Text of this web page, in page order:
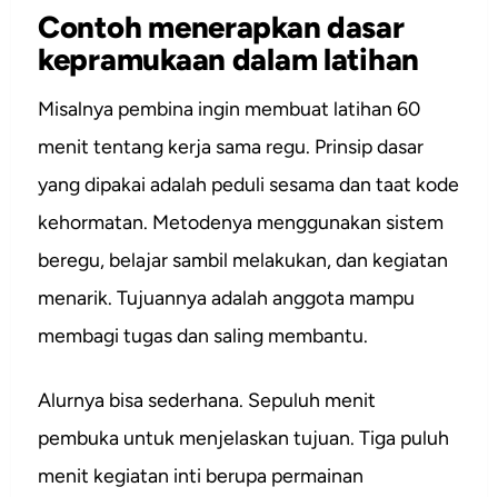
Contoh menerapkan dasar
kepramukaan dalam latihan
Misalnya pembina ingin membuat latihan 60
menit tentang kerja sama regu. Prinsip dasar
yang dipakai adalah peduli sesama dan taat kode
kehormatan. Metodenya menggunakan sistem
beregu, belajar sambil melakukan, dan kegiatan
menarik. Tujuannya adalah anggota mampu
membagi tugas dan saling membantu.
Alurnya bisa sederhana. Sepuluh menit
pembuka untuk menjelaskan tujuan. Tiga puluh
menit kegiatan inti berupa permainan